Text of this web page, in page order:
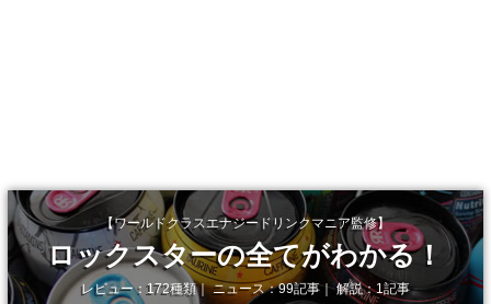
【ワールドクラスエナジードリンクマニア監修】
ロックスターの全てがわかる！
レビュー：172種類｜ ニュース：99記事｜ 解説：1記事